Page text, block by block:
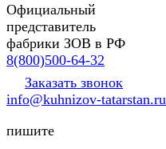
Официальный
представитель
фабрики ЗОВ в РФ
8(800)500-64-32
Заказать звонок
info@kuhnizov-tatarstan.ru
пишите